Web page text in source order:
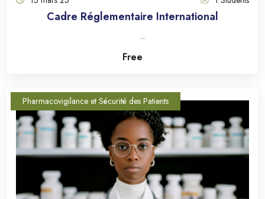
Cadre Réglementaire International
...
Free
Pharmacovigilance et Sécurité des Patients